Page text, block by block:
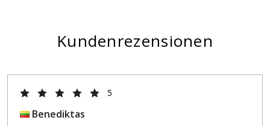
Kundenrezensionen
5
Benediktas